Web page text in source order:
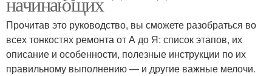
Прочитав это руководство, вы сможете разобраться во
всех тонкостях ремонта от А до Я: список этапов, их
описание и особенности, полезные инструкции по их
правильному выполнению — и другие важные мелочи.